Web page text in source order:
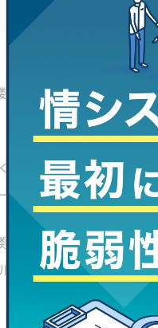
のアカウントに対し
数百・数千のアカウ
を連想させます。
似したサイバー攻撃
ートフォース攻撃」な